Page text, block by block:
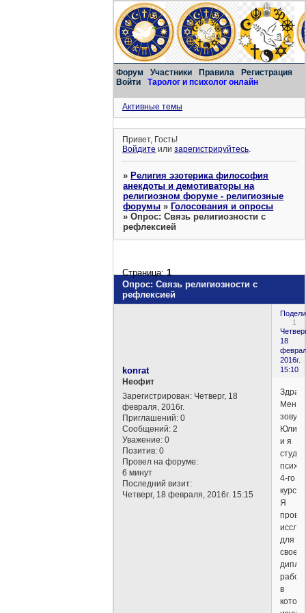
Форум Участники Правила
Регистрация
Войти
Таролог и психолог онлайн
Активные темы
Привет, Гость!
Войдите илизарегистрируйтесь.
»Религия эзотерика философия
анекдоты и демотиваторы на
религиозном форуме - религиозные
форумы »Голосования и опросы
»Опрос: Связь религиозности с
рефлексией
Опрос: Связь религиозности с
рефлексией
Страница:1
1
18
2016г.
15:10
konrat
Неофит
Зарегистрирован: Четверг, 18
февраля, 2016г.
Приглашений: 0
Сообщений: 2
Уважение: 0
Позитив: 0
Провел на форуме:
6 минут
Последний визит:
Четверг, 18 февраля, 2016г. 15:15
Меня
зовут
Юлия
и я
4-го
курса.
Я
для
своей
в